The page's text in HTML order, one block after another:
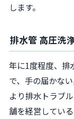
します。
排水管 高圧洗
年に1度程度、排
で、手の届かな
より排水トラブ
舗を経営してい